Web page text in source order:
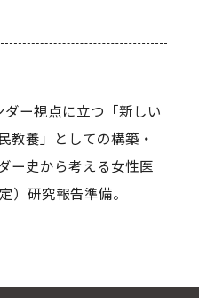
ー視点に立つ「新しい
教養」としての構築・
ー史から考える女性医
）研究報告準備。